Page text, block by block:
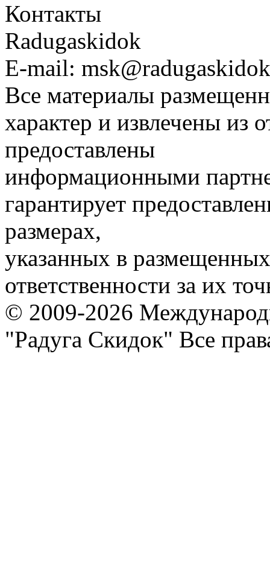
Контакты
Radugaskidok
E-mail:
Все материалы
характер и извлечены из
предоставлены
информационными
гарантирует
размерах,
указанных в
ответственности за их
© 2009-2026
"Радуга Скидок" Все